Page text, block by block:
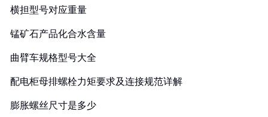
横担型号对应重量
锰矿石产品化合水含量
曲臂车规格型号大全
配电柜母排螺栓力矩要求及连接规范详解
膨胀螺丝尺寸是多少